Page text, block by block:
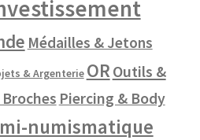
Médailles & Jetons
& Argenterie OR Outils &
Piercing & Body
numismatique